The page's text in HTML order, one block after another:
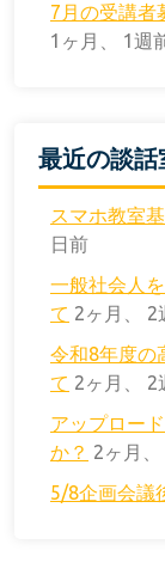
7月の受講者
1ヶ月、 1週
最近の談話
スマホ教室
日前
一般社会人
て 2ヶ月、 2
令和8年度の
て 2ヶ月、 2
アップロー
か？ 2ヶ月
5/8企画会